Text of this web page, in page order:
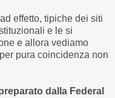
effetto, tipiche dei siti
e le si
e allora vediamo
pura coincidenza non
dalla Federal